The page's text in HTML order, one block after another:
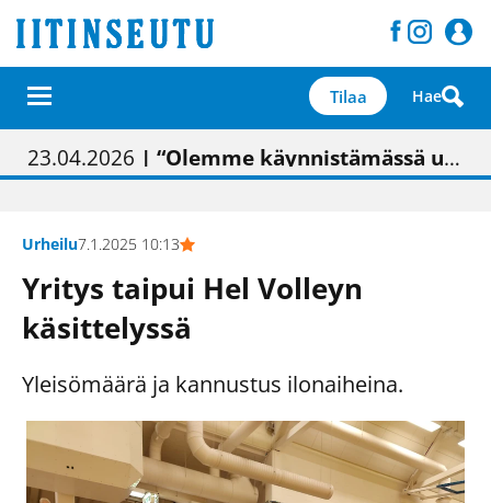
Tilaa Hae
01.02.2026 | Painon vaihtumisen pitäisi näkyä hieman parempana painojäljen laatuna lehdessä
05.02.2026 | Uudistettu kunnantalo on valoisa
23.04.2026 | “Olemme käynnistämässä uudelleen keskustavisiotyön”
09.05.2026| "Maalla on totuttu elämään omavaraisemmin kuin kaupungissa"
Urheilu7.1.2025 10:13
Yritys taipui Hel Volleyn
käsittelyssä
Yleisömäärä ja kannustus ilonaiheina.